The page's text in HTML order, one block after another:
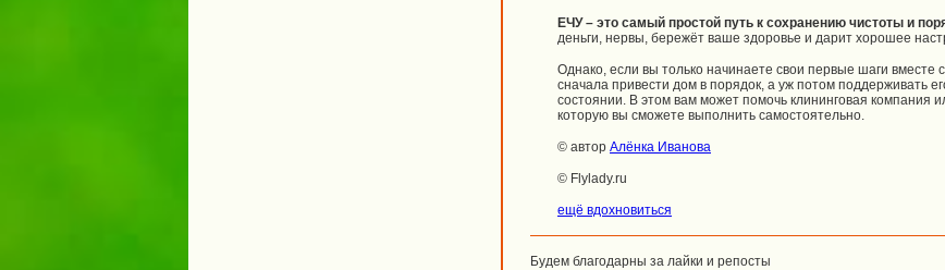
ЕЧУ – это самый простой путь к сохранению чистоты и
деньги, нервы, бережёт ваше здоровье и дарит хорошее
Однако, если вы только начинаете свои первые шаги вместе
сначала привести дом в порядок, а уж потом поддерживать
состоянии. В этом вам может помочь клининговая компания
которую вы сможете выполнить самостоятельно.
© автор Алёнка Иванова
© Flylady.ru
ещё вдохновиться
Будем благодарны за лайки и репосты